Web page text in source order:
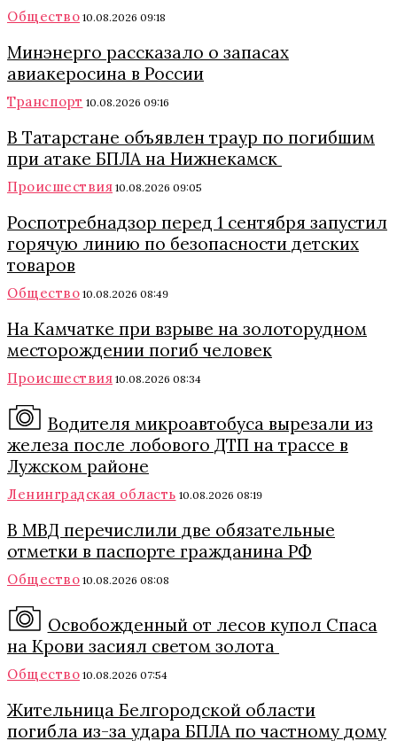
Общество 10.08.2026 09:18
Минэнерго рассказало о запасах
авиакеросина в России
Транспорт 10.08.2026 09:16
В Татарстане объявлен траур по погибшим
при атаке БПЛА на Нижнекамск
Происшествия 10.08.2026 09:05
Роспотребнадзор перед 1 сентября запустил
горячую линию по безопасности детских
товаров
Общество 10.08.2026 08:49
На Камчатке при взрыве на золоторудном
месторождении погиб человек
Происшествия 10.08.2026 08:34
Водителя микроавтобуса вырезали из
железа после лобового ДТП на трассе в
Лужском районе
Ленинградская область 10.08.2026 08:19
В МВД перечислили две обязательные
отметки в паспорте гражданина РФ
Общество 10.08.2026 08:08
Освобожденный от лесов купол Спаса
на Крови засиял светом золота
Общество 10.08.2026 07:54
Жительница Белгородской области
погибла из-за удара БПЛА по частному дому